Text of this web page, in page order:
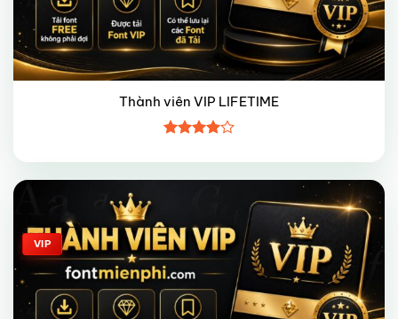
Thành viên VIP LIFETIME
xếp hạng
Giảm giá!
VIP